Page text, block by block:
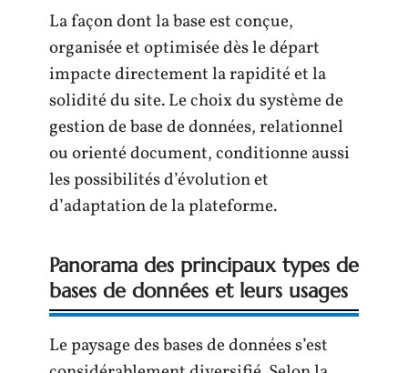
La façon dont la base est conçue,
organisée et optimisée dès le départ
impacte directement la rapidité et la
solidité du site. Le choix du système de
gestion de base de données, relationnel
ou orienté document, conditionne aussi
les possibilités d’évolution et
d’adaptation de la plateforme.
Panorama des principaux types de
bases de données et leurs usages
Le paysage des bases de données s’est